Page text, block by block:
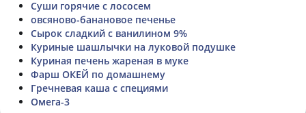
Суши горячие с лососем
овсяново-банановое печенье
Сырок сладкий с ванилином 9%
Куриные шашлычки на луковой подушке
Куриная печень жареная в муке
Фарш ОКЕЙ по домашнему
Гречневая каша с специями
Омега-3